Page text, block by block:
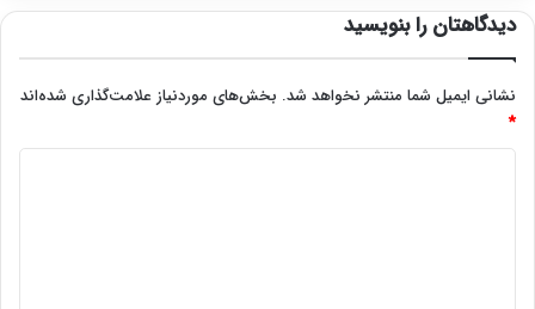
دیدگاهتان را بنویسید
نشانی ایمیل شما منتشر نخواهد شد. بخش‌های موردنیاز علامت‌گذاری شده‌اند
*